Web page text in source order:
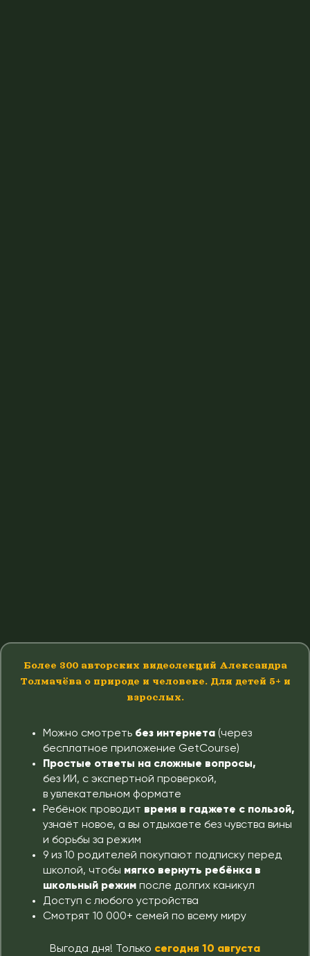
Более 300 авторских видеолекций Александра
Толмачёва о природе и человеке. Для детей 5+ и
взрослых.
Можно смотреть без интернета (через
бесплатное приложение GetCourse)
Простые ответы на сложные вопросы,
без ИИ, с экспертной проверкой,
в увлекательном формате
Ребёнок проводит время в гаджете с пользой,
узнаёт новое, а вы отдыхаете без чувства вины
и борьбы за режим
9 из 10 родителей покупают подписку перед
школой, чтобы мягко вернуть ребёнка в
школьный режим после долгих каникул
Доступ с любого устройства
Смотрят 10 000+ семей по всему миру
Выгода дня! Только сегодня 10 августа